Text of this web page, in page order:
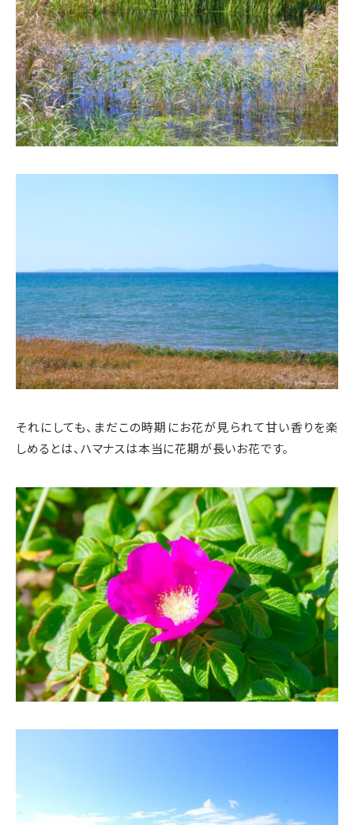
それにしても、まだこの時期にお花が見られて甘い香りを楽
しめるとは、ハマナスは本当に花期が長いお花です。